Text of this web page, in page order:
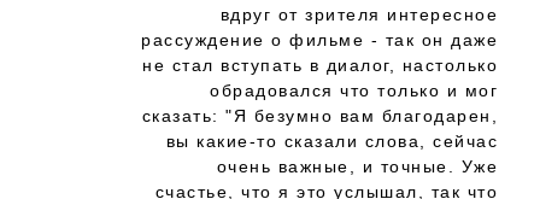
вдруг от зрителя интересное
рассуждение о фильме - так он даже
не стал вступать в диалог, настолько
обрадовался что только и мог
сказать: "Я безумно вам благодарен,
вы какие-то сказали слова, сейчас
очень важные, и точные. Уже
счастье, что я это услышал, так что